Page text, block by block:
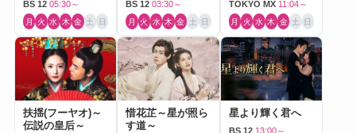
BS 12 05:30～
月 火 水 木 金 土 日
BS 12 03:30～
月 火 水 木 金 土 日
TOKYO MX 11:04～
月 火 水 木 金 土 日
扶揺(フーヤオ)～
伝説の皇后～
惜花芷～星が照ら
す道～
星より輝く君へ
BS 12 13:00～